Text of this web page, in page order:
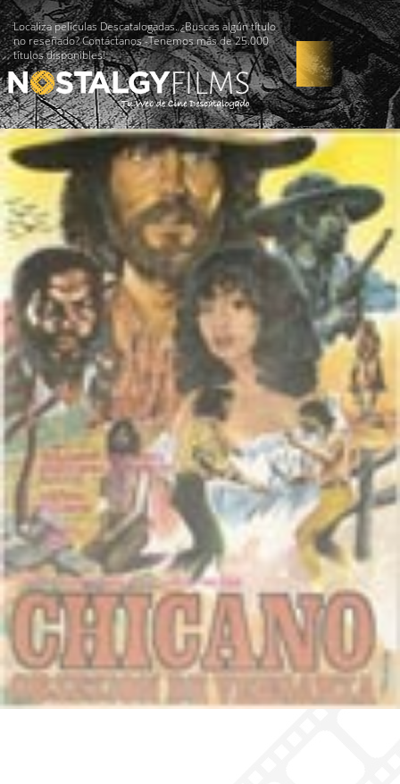
Localiza películas Descatalogadas. ¿Buscas algún título
no reseñado? Contáctanos -Tenemos más de 25.000
títulos disponibles!